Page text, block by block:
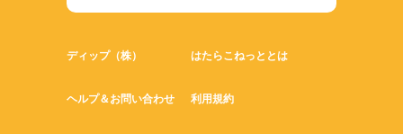
ディップ（株） はたらこねっととは
ヘルプ＆お問い合わせ 利用規約